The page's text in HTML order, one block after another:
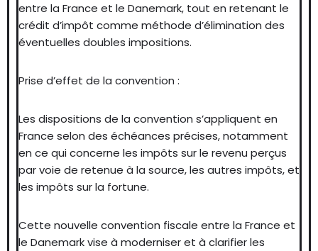
entre la France et le Danemark, tout en retenant le
crédit d’impôt comme méthode d’élimination des
éventuelles doubles impositions.
Prise d’effet de la convention :
Les dispositions de la convention s’appliquent en
France selon des échéances précises, notamment
en ce qui concerne les impôts sur le revenu perçus
par voie de retenue à la source, les autres impôts, et
les impôts sur la fortune.
Cette nouvelle convention fiscale entre la France et
le Danemark vise à moderniser et à clarifier les